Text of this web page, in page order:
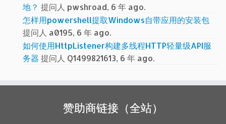
地？ 提问人 pwshroad, 6 年 ago.
怎样用powershell提取Windows自带应用的安装包
提问人 a0195, 6 年 ago.
如何使用HttpListener构建多线程HTTP轻量级API服
务器 提问人 Q1499821613, 6 年 ago.
赞助商链接（全站）